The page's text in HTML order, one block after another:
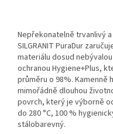
Nepřekonatelně trvanlivý
SILGRANIT PuraDur
materiálu dosud
ochranou Hygiene+Plus,
průměru o 98%.
mimořádně dlouhou
povrch, který je výborně
do 280 °C, 100 %
stálobarevný.